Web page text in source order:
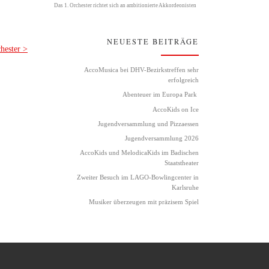
>
Das 1. Orchester richtet sich an ambitionierte Akkordeonisten
NEUESTE BEITRÄGE
AccoMusica bei DHV-Bezirkstreffen sehr
erfolgreich
Abenteuer im Europa Park
AccoKids on Ice
Jugendversammlung und Pizzaessen
Jugendversammlung 2026
AccoKids und MelodicaKids im Badischen
Staatstheater
Zweiter Besuch im LAGO-Bowlingcenter in
Karlsruhe
Musiker überzeugen mit präzisem Spiel